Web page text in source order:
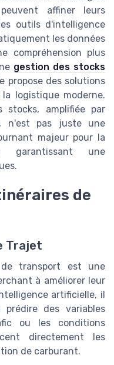
affiner leurs
outils d'intelligence
les données
compréhension plus
gestion des stocks
propose des solutions
logistique moderne.
stocks, amplifiée par
n'est pas juste une
majeur pour la
garantissant une
de
Trajet
de transport est une
à améliorer leur
artificielle, il
des variables
ou les conditions
directement les
de carburant.